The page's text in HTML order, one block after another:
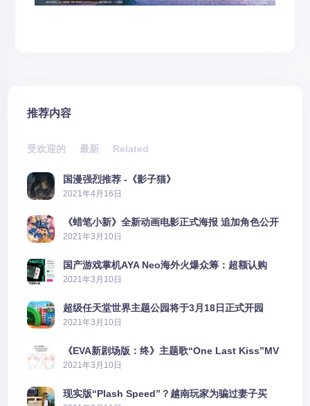
推荐内容
受欢迎的 最新 Related
国漫强烈推荐 -《影子猫》
2021年4月16日
《蜡笔小新》全新动画电影正式海报 追加角色公开
2021年3月10日
国产游戏掌机AYA Neo海外火爆众筹：超额认购
2606%
2021年3月10日
超级任天堂世界主题公园将于3月18日正式开园
2021年3月10日
《EVA新剧场版：终》主题歌“One Last Kiss”MV
公布
2021年3月10日
现实版“Plash Speed”？越南玩家为骗过妻子买